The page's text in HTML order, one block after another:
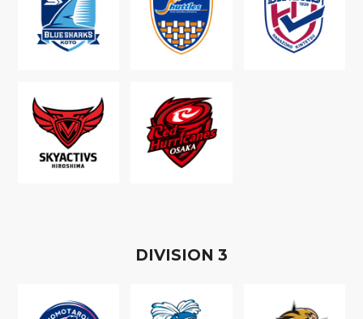
DIVISION 3